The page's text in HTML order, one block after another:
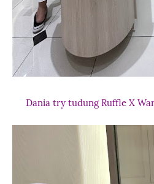
Dania try tudung Ruffle X